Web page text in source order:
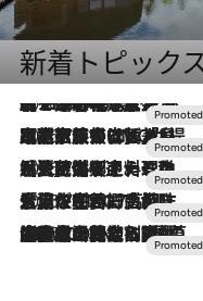
新着トピック
2026.8.7
【トンボの足水浴】ヒノキの香りに包まれて涼感マックス！約13℃の湧水かけ流しを避暑地「星野温泉 トンボの湯」で体験
2026.7.31
【ホテル帰省】という選択肢をOMOが提案。家族とほどよい距離を保つには「昼は実家、夜は気兼ねなくホテルで！」
2026.7.24
【夏限定ディナーコース】旬を迎える稚鮎や花ズッキーニなどをイタリア・トスカーナの郷土料理の手法で満喫！
2026.7.17
「土佐和ハーブかき氷」がOMO7高知に登場！生姜、山椒、大葉など目にも舌にも涼を呼ぶ郷土の味
2026.7.10
NEW OPEN！【界 草津】名湯の地に誕生。趣の異なる2種の温泉と上州ならではの会席・蕎麦割烹など美食を味わう究極の癒やし旅